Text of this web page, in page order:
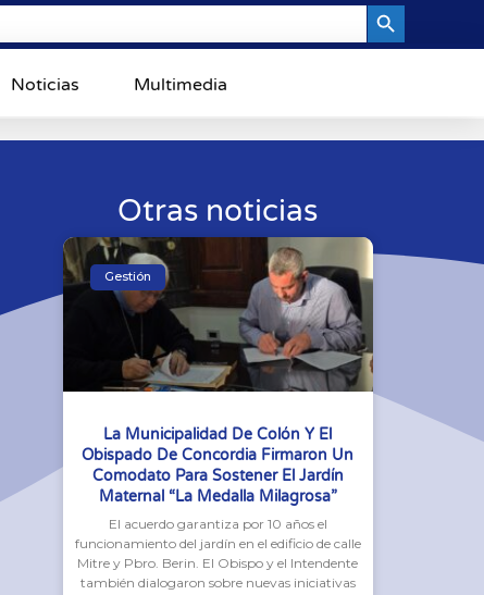
Noticias Multimedia
Otras noticias
Gestión
La Municipalidad De Colón Y El
Obispado De Concordia Firmaron Un
Comodato Para Sostener El Jardín
Maternal “La Medalla Milagrosa”
El acuerdo garantiza por 10 años el
funcionamiento del jardín en el edificio de calle
Mitre y Pbro. Berin. El Obispo y el Intendente
también dialogaron sobre nuevas iniciativas